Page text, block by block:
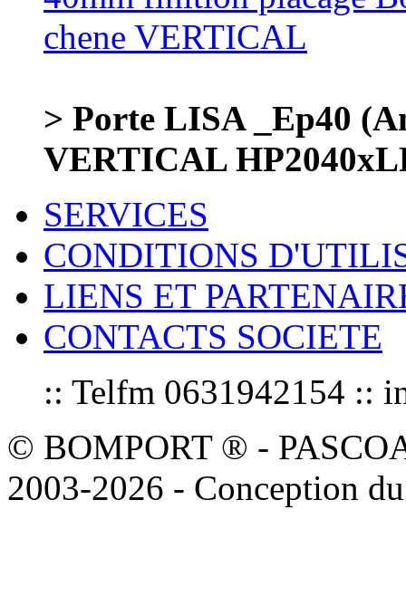
> Porte LISA _Ep40
VERTICAL
SERVICES
CONDITIONS
LIENS ET
CONTACTS SOCIETE
:: Telfm 0631942154 ::
© BOMPORT ® -
2003-2026 - Conception